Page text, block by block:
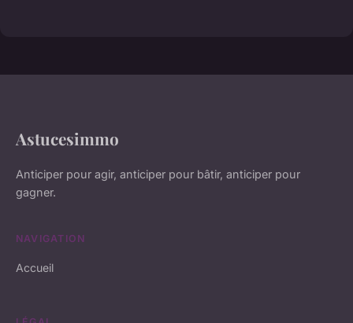
Astucesimmo
Anticiper pour agir, anticiper pour bâtir, anticiper pour
gagner.
NAVIGATION
Accueil